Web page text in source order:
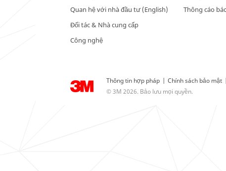
Quan hệ với nhà đầu tư (English)
Đối tác & Nhà cung cấp
Công nghệ
Thông cáo
Thông tin hợp pháp | Chính sách bảo mật |
© 3M 2026. Bảo lưu mọi quyền.